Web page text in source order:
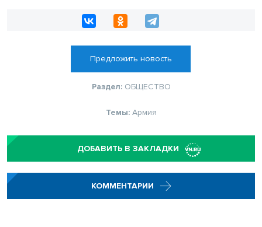
Предложить новость
Раздел: ОБЩЕСТВО
Темы: Армия
ДОБАВИТЬ В ЗАКЛАДКИ
КОММЕНТАРИИ